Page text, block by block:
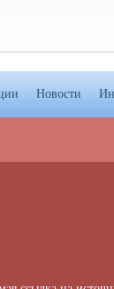
Новости